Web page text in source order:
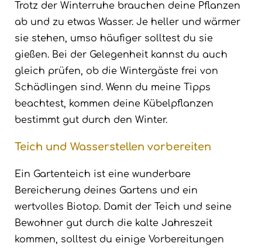
Trotz der Winterruhe brauchen deine Pflanzen
ab und zu etwas Wasser. Je heller und wärmer
sie stehen, umso häufiger solltest du sie
gießen. Bei der Gelegenheit kannst du auch
gleich prüfen, ob die Wintergäste frei von
Schädlingen sind. Wenn du meine Tipps
beachtest, kommen deine Kübelpflanzen
bestimmt gut durch den Winter.
Teich und Wasserstellen vorbereiten
Ein Gartenteich ist eine wunderbare
Bereicherung deines Gartens und ein
wertvolles Biotop. Damit der Teich und seine
Bewohner gut durch die kalte Jahreszeit
kommen, solltest du einige Vorbereitungen